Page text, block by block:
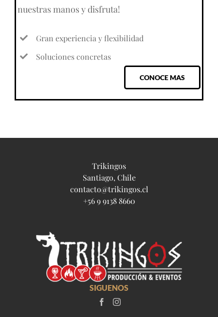
nuestras manos y disfruta!
Gran experiencia y flexibilidad
Soluciones concretas
CONOCE MAS
Trikingos
Santiago, Chile
contacto@trikingos.cl
+56 9 9138 8660
SIGUENOS